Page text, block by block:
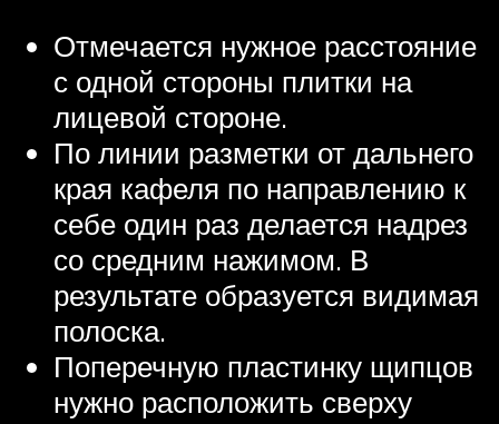
Отмечается нужное расстояние
с одной стороны плитки на
лицевой стороне.
По линии разметки от дальнего
края кафеля по направлению к
себе один раз делается надрез
со средним нажимом. В
результате образуется видимая
полоска.
Поперечную пластинку щипцов
нужно расположить сверху